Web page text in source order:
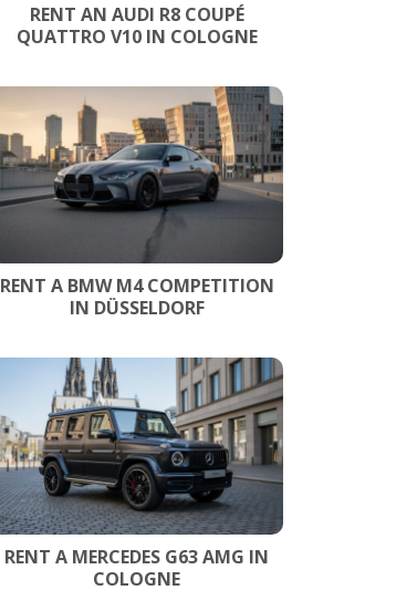
RENT AN AUDI R8 COUPÉ
QUATTRO V10 IN COLOGNE
RENT A BMW M4 COMPETITION
IN DÜSSELDORF
RENT A MERCEDES G63 AMG IN
COLOGNE